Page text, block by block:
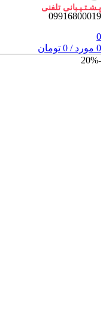
پـشـتـیـبانی تلفنی
09916800019
0
0 مورد /
0 تومان
-20%